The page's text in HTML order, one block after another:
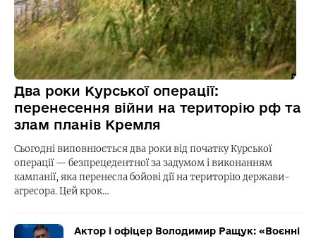
Два роки Курської операції:
перенесення війни на територію рф та
злам планів Кремля
Сьогодні виповнюється два роки від початку Курської
операції — безпрецедентної за задумом і виконанням
кампанії, яка перенесла бойові дії на територію держави-
агресора. Цей крок…
Актор і офіцер Володимир Ращук: «Воєнні